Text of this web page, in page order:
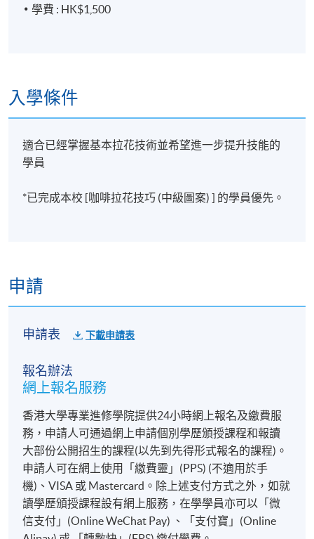
學費 : HK$1,500
入學條件
適合已經掌握基本拉花技術並希望進一步提升技能的
學員
*已完成本校 [咖啡拉花技巧 (中級圖案) ] 的學員優先。
申請
申請表 下載申請表
報名辦法
網上報名服務
香港大學專業進修學院提供24小時網上報名及繳費服
務，申請人可通過網上申請個別學歷頒授課程和報讀
大部份公開招生的課程(以先到先得形式報名的課程)。
申請人可在網上使用「繳費靈」(PPS) (不適用於手
機)、VISA 或 Mastercard。除上述支付方式之外，如就
讀學歷頒授課程設有網上服務，在學學員亦可以「微
信支付」(Online WeChat Pay) 、「支付寶」(Online